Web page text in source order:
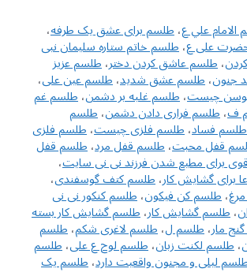
علي ع،طلسم برای عشق یک طرفه،
علی ع،طلسم خاتم ستاره سلیمان نبی
،طلسم عاشق كردن دختر،طلسم عزیز
جنون،طلسم عشق شدید،طلسم عین علی،
چیست،طلسم غلبه بر دشمن،طلسم غم
ف،طلسم فراری دادن دشمن،طلسم
طلسم فساد،طلسم فلزی چیست،طلسم فلزی
قفل محبت،طلسم قفل مرد،طلسم قفل
برای مطیع شدن فرزند نی نی سایت،
برای گشایش کار،طلسم کتف گوسفندی،
،طلسم کن فیکون،طلسم کنکور نی نی
،طلسم گشایش کار،طلسم گشایش کار بسته
مار،طلسم ل،طلسم لاغری شکم،طلسم
،طلسم لکنت زبان،طلسم لوح ع علی،طلسم
لیلی و مجنون واقعیت دارد،طلسم یک